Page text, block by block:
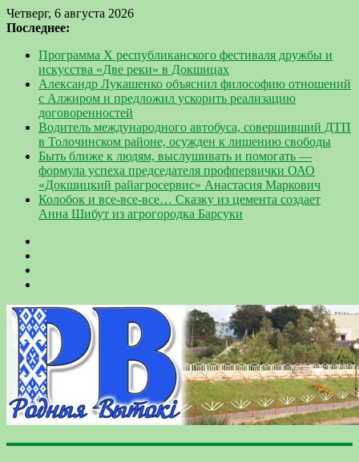
Четверг, 6 августа 2026
Последнее:
Программа Х республиканского фестиваля дружбы и
искусства «Две реки» в Докшицах
Александр Лукашенко объяснил философию отношений
с Алжиром и предложил ускорить реализацию
договоренностей
Водитель международного автобуса, совершивший ДТП
в Толочинском районе, осужден к лишению свободы
Быть ближе к людям, выслушивать и помогать —
формула успеха председателя профпервички ОАО
«Докшицкий райагросервис» Анастасия Маркович
Колобок и все-все-все… Сказку из цемента создает
Анна Шибут из агрогородка Барсуки